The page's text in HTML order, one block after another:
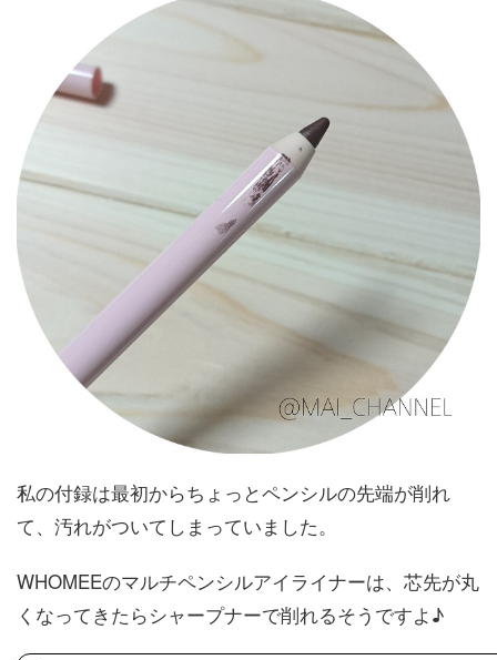
私の付録は最初からちょっとペンシルの先端が削れ
て、汚れがついてしまっていました。
WHOMEEのマルチペンシルアイライナーは、芯先が丸
くなってきたらシャープナーで削れるそうですよ♪